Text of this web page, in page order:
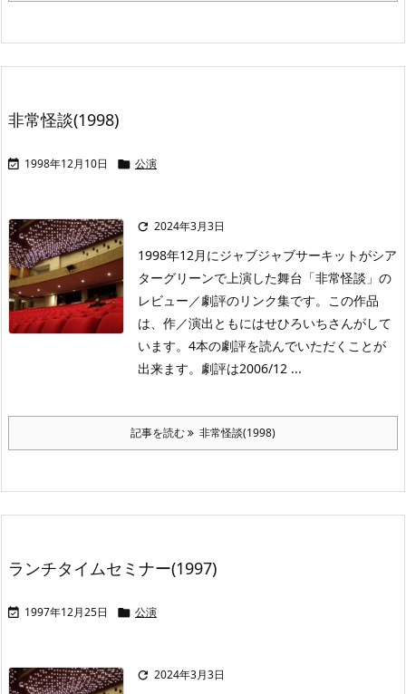
非常怪談(1998)
 1998年12月10日  公演
 2024年3月3日
1998年12月にジャブジャブサーキットがシア
ターグリーンで上演した舞台「非常怪談」の
レビュー／劇評のリンク集です。この作品
は、作／演出ともにはせひろいちさんがして
います。4本の劇評を読んでいただくことが
出来ます。劇評は2006/12 ...
記事を読む 非常怪談(1998)
ランチタイムセミナー(1997)
 1997年12月25日  公演
 2024年3月3日